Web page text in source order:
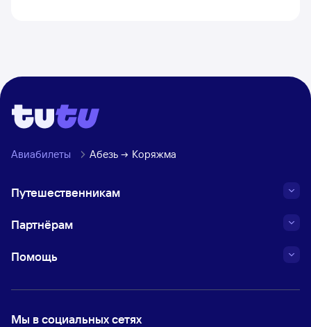
Авиабилеты Абезь Коряжма
Путешественникам
Партнёрам
Помощь
Мы в социальных сетях